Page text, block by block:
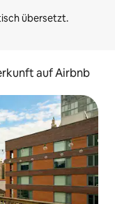
auf Airbnb